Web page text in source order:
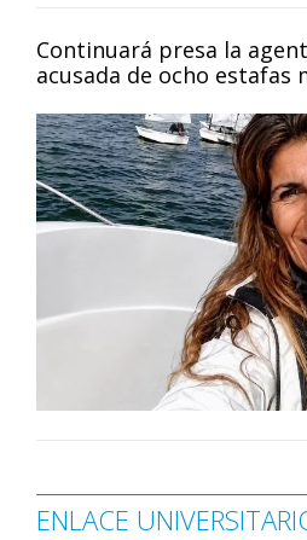
Continuará presa la
acusada de ocho estafas
ENLACE